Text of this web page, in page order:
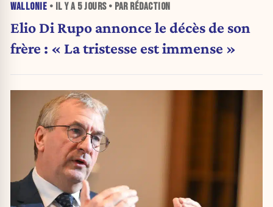
WALLONIE • IL Y A 5 JOURS• PAR RÉDACTION
Elio Di Rupo annonce le décès de son
frère : « La tristesse est immense »